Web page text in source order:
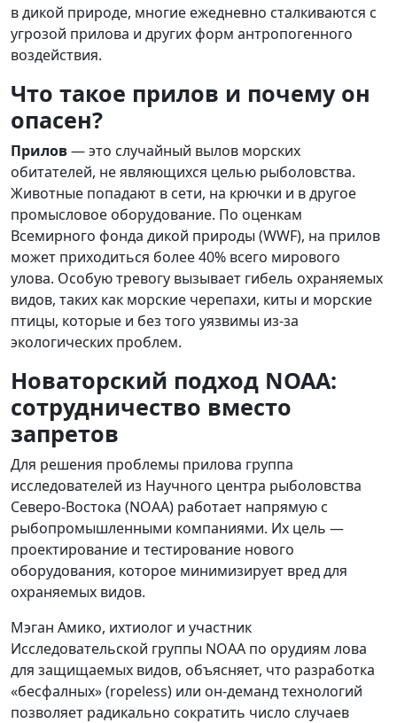
в дикой природе, многие ежедневно сталкиваются с
угрозой прилова и других форм антропогенного
воздействия.
Что такое прилов и почему он
опасен?
Прилов— это случайный вылов морских
обитателей, не являющихся целью рыболовства.
Животные попадают в сети, на крючки и в другое
промысловое оборудование. По оценкам
Всемирного фонда дикой природы (WWF), на прилов
может приходиться более 40% всего мирового
улова. Особую тревогу вызывает гибель охраняемых
видов, таких как морские черепахи, киты и морские
птицы, которые и без того уязвимы из-за
экологических проблем.
Новаторский подход NOAA:
сотрудничество вместо
запретов
Для решения проблемы прилова группа
исследователей из Научного центра рыболовства
Северо-Востока (NOAA) работает напрямую с
рыбопромышленными компаниями. Их цель —
проектирование и тестирование нового
оборудования, которое минимизирует вред для
охраняемых видов.
Мэган Амико, ихтиолог и участник
Исследовательской группы NOAA по орудиям лова
для защищаемых видов, объясняет, что разработка
«бесфалных» (ropeless) или он-деманд технологий
позволяет радикально сократить число случаев